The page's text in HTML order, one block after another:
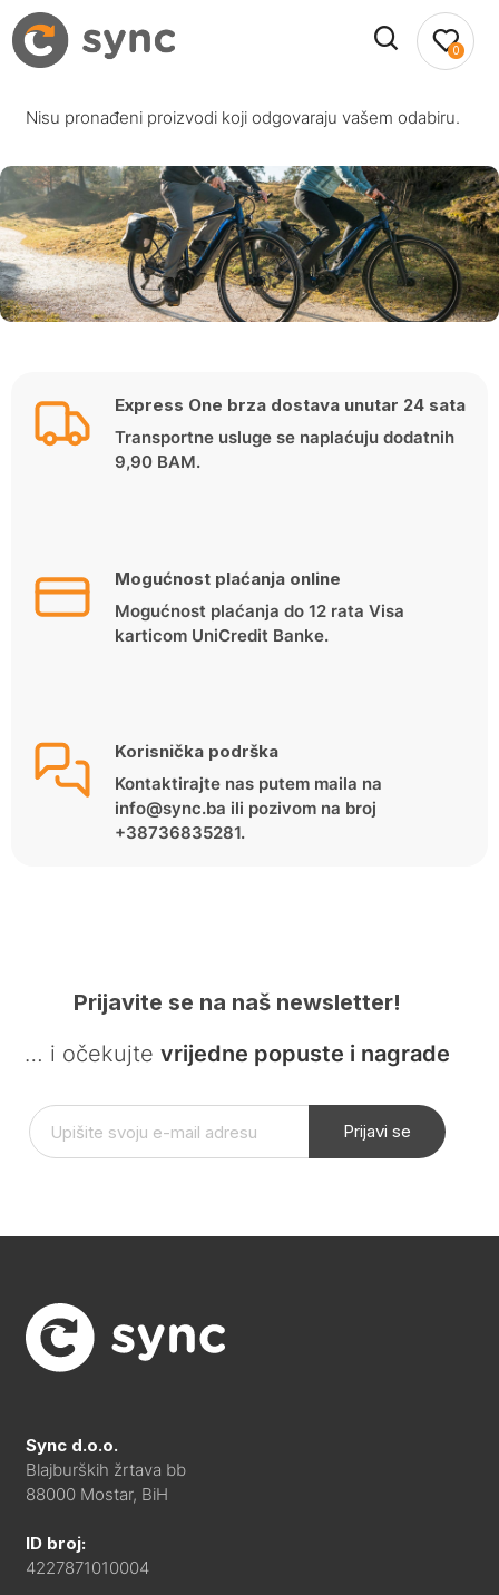
0
Nisu pronađeni proizvodi koji odgovaraju vašem odabiru.
Express One brza dostava unutar 24 sata
Transportne usluge se naplaćuju dodatnih
9,90 BAM.
Mogućnost plaćanja online
Mogućnost plaćanja do 12 rata Visa
karticom UniCredit Banke.
Korisnička podrška
Kontaktirajte nas putem maila na
info@sync.ba ili pozivom na broj
+38736835281.
Prijavite se na naš newsletter!
… i očekujte vrijedne popuste i nagrade
Prijavi se
Sync d.o.o.
Blajburških žrtava bb
88000 Mostar, BiH
ID broj:
4227871010004